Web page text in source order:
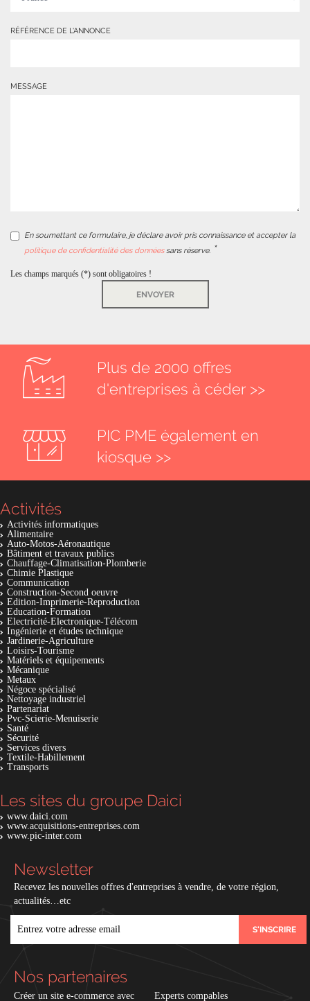
RÉFÉRENCE DE L'ANNONCE
MESSAGE
En soumettant ce formulaire, je déclare avoir pris connaissance et accepter la
politique de confidentialité des donnéessans réserve.
Les champs marqués (*) sont obligatoires !
ENVOYER
Plus de 2000 offres
d'entreprises à céder >>
PIC PME également en
kiosque >>
Activités
Activités informatiques
Alimentaire
Auto-Motos-Aéronautique
Bâtiment et travaux publics
Chauffage-Climatisation-Plomberie
Chimie Plastique
Communication
Construction-Second oeuvre
Edition-Imprimerie-Reproduction
Education-Formation
Electricité-Electronique-Télécom
Ingénierie et études technique
Jardinerie-Agriculture
Loisirs-Tourisme
Matériels et équipements
Mécanique
Metaux
Négoce spécialisé
Nettoyage industriel
Partenariat
Pvc-Scierie-Menuiserie
Santé
Sécurité
Services divers
Textile-Habillement
Transports
Les sites du groupe Daici
www.daici.com
www.acquisitions-entreprises.com
www.pic-inter.com
Newsletter
Recevez les nouvelles offres d'entreprises à vendre, de votre région,
actualités…etc
Nos partenaires
Créer un site e-commerce avec Experts compables